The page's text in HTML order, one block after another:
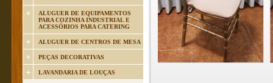
ALUGUER DE EQUIPAMENTOS
PARA COZINHA INDUSTRIAL E
ACESSÓRIOS PARA CATERING
ALUGUER DE CENTROS DE MESA
PEÇAS DECORATIVAS
LAVANDARIA DE LOUÇAS